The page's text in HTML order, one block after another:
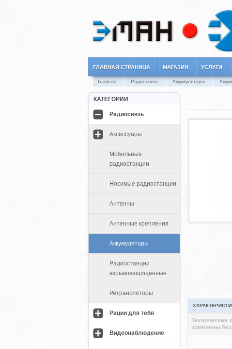
ГЛАВНАЯ СТРАНИЦА МАГАЗИН УСЛУГИ
Главная Радиосвязь Аккумуляторы
КАТЕГОРИИ
Радиосвязь
Аксессуары
Мобильные
радиостанции
Носимые радиостанции
Антенны
Антенные крепления
Аккумуляторы
Радиостанции
взрывозащищённые
Ретрансляторы
Рации для тебя
Видеонаблюдение
Технические
изменены